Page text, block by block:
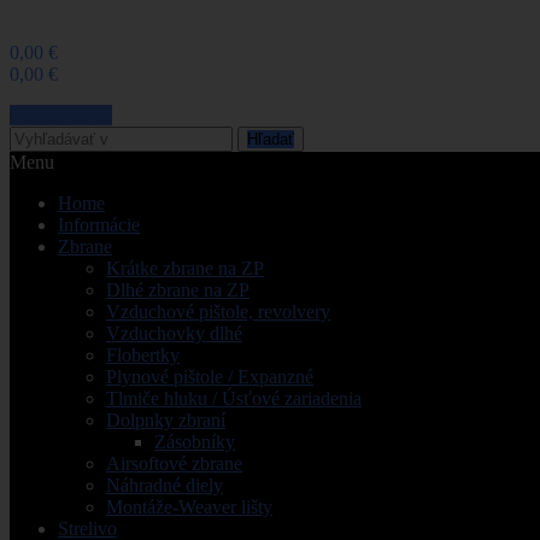
0,00 €
0,00 €
Hľadať
Menu
Home
Informácie
Zbrane
Krátke zbrane na ZP
Dlhé zbrane na ZP
Vzduchové pištole, revolvery
Vzduchovky dlhé
Flobertky
Plynové pištole / Expanzné
Tlmiče hluku / Úsťové zariadenia
Dolpnky zbraní
Zásobníky
Airsoftové zbrane
Náhradné diely
Montáže-Weaver lišty
Strelivo